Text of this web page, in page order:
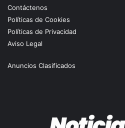
Contáctenos
Políticas de Cookies
Políticas de Privacidad
Aviso Legal
Anuncios Clasificados